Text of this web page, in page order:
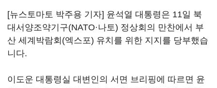
[뉴스토마토 박주용 기자] 윤석열 대통령은 11일 북
대서양조약기구(NATO·나토) 정상회의 만찬에서 부
산 세계박람회(엑스포) 유치를 위한 지지를 당부했습
니다.
이도운 대통령실 대변인의 서면 브리핑에 따르면 윤